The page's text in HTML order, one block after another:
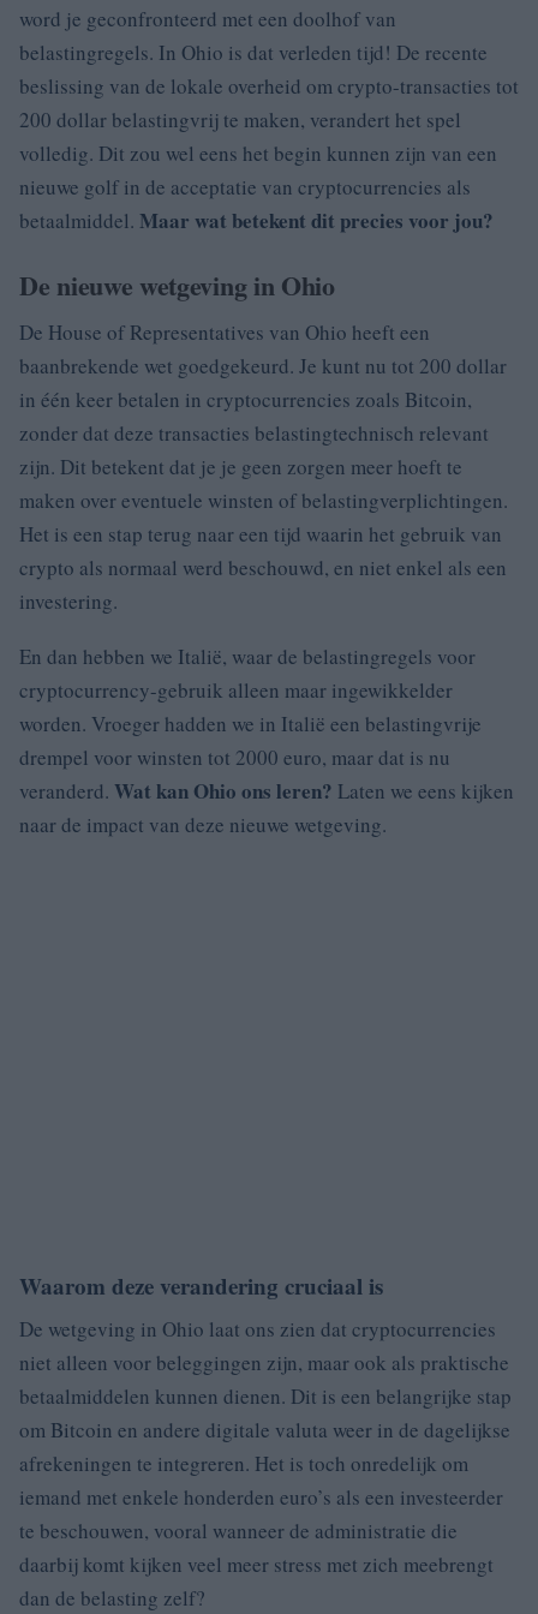
word je geconfronteerd met een doolhof van
belastingregels. In Ohio is dat verleden tijd! De recente
beslissing van de lokale overheid om crypto-transacties tot
200 dollar belastingvrij te maken, verandert het spel
volledig. Dit zou wel eens het begin kunnen zijn van een
nieuwe golf in de acceptatie van cryptocurrencies als
betaalmiddel. Maar wat betekent dit precies voor jou?
De nieuwe wetgeving in Ohio
De House of Representatives van Ohio heeft een
baanbrekende wet goedgekeurd. Je kunt nu tot 200 dollar
in één keer betalen in cryptocurrencies zoals Bitcoin,
zonder dat deze transacties belastingtechnisch relevant
zijn. Dit betekent dat je je geen zorgen meer hoeft te
maken over eventuele winsten of belastingverplichtingen.
Het is een stap terug naar een tijd waarin het gebruik van
crypto als normaal werd beschouwd, en niet enkel als een
investering.
En dan hebben we Italië, waar de belastingregels voor
cryptocurrency-gebruik alleen maar ingewikkelder
worden. Vroeger hadden we in Italië een belastingvrije
drempel voor winsten tot 2000 euro, maar dat is nu
veranderd. Wat kan Ohio ons leren? Laten we eens kijken
naar de impact van deze nieuwe wetgeving.
Waarom deze verandering cruciaal is
De wetgeving in Ohio laat ons zien dat cryptocurrencies
niet alleen voor beleggingen zijn, maar ook als praktische
betaalmiddelen kunnen dienen. Dit is een belangrijke stap
om Bitcoin en andere digitale valuta weer in de dagelijkse
afrekeningen te integreren. Het is toch onredelijk om
iemand met enkele honderden euro’s als een investeerder
te beschouwen, vooral wanneer de administratie die
daarbij komt kijken veel meer stress met zich meebrengt
dan de belasting zelf?